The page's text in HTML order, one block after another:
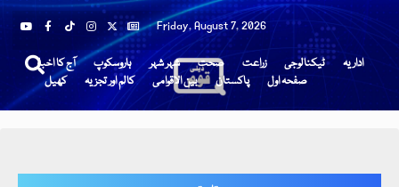
Friday, August 7, 2026
آج کا اخبار ہاروسکوپ شہر شہر صحت زراعت ٹیکنالوجی
اداریہ
کھیل
کالم اور تجزیہ بین الاقوامی پاکستان صفحہ اول